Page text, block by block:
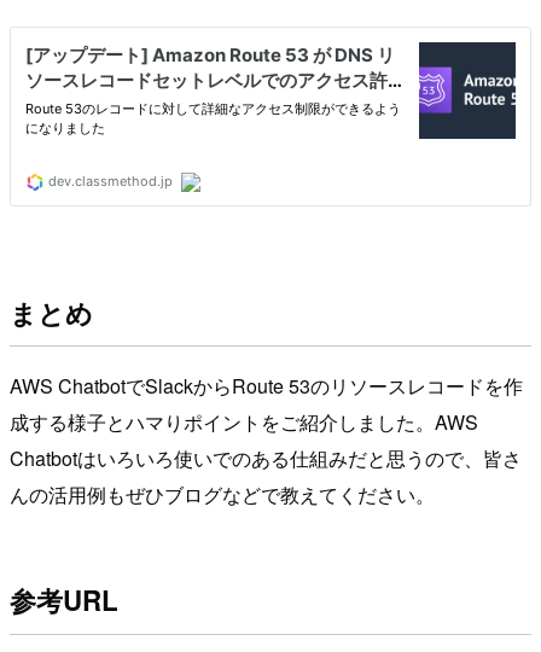
まとめ
AWS ChatbotでSlackからRoute 53のリソースレコードを作
成する様子とハマりポイントをご紹介しました。AWS
Chatbotはいろいろ使いでのある仕組みだと思うので、皆さ
んの活用例もぜひブログなどで教えてください。
参考URL